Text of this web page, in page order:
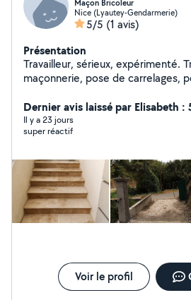
Maçon Bricoleur
Nice (Lyautey-Gendarmerie)
5/5 (1 avis)
Présentation
Travailleur, sérieux, expérimenté.
maçonnerie, pose de carrelages,
Dernier avis laissé par Elisabeth :
Il y a 23 jours
super réactif
Voir le profil